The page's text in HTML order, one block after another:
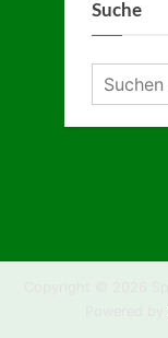
Suche
Suchen
nach: